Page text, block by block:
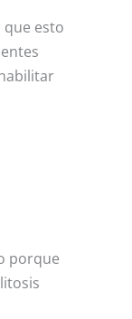
esto
porque